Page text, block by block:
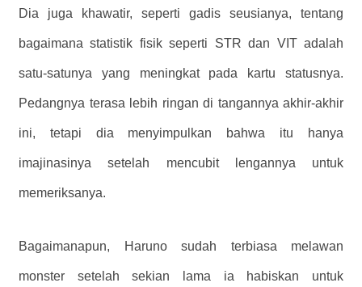
Dia juga khawatir, seperti gadis seusianya, tentang
bagaimana statistik fisik seperti STR dan VIT adalah
satu-satunya yang meningkat pada kartu statusnya.
Pedangnya terasa lebih ringan di tangannya akhir-akhir
ini, tetapi dia menyimpulkan bahwa itu hanya
imajinasinya setelah mencubit lengannya untuk
memeriksanya.
Bagaimanapun, Haruno sudah terbiasa melawan
monster setelah sekian lama ia habiskan untuk